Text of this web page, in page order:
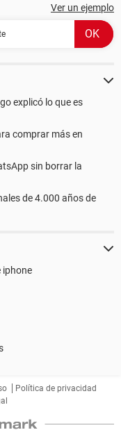
Ver un ejemplo
explicó lo que es
comprar más en
sin borrar la
de 4.000 años de
iphone
Política de privacidad